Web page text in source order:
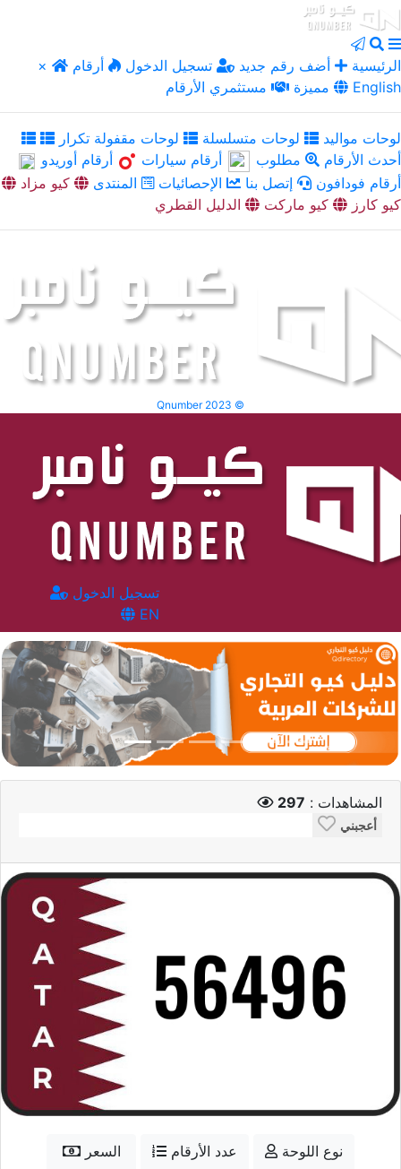
× الرئيسية أضف رقم جديد تسجيل الدخول
أرقام
مميزة
مستثمري الأرقام English
لوحات مواليد لوحات متسلسلة
لوحات مقفولة تكرار
أحدث الأرقام
مطلوب أرقام سيارات
أرقام أوريدو
أرقام فودافون
إتصل بنا الإحصائيات المنتدى
كيو مزاد
كيو كارز
كيو ماركت الدليل القطري
Qnumber 2023 ©
تسجيل الدخول
EN
المشاهدات : 297
أعجبني
السعر
عدد الأرقام
نوع اللوحة